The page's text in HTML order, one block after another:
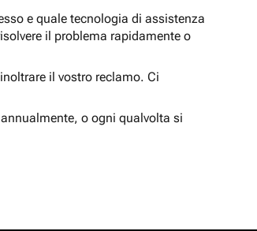
e quale tecnologia di assistenza
il problema rapidamente o
il vostro reclamo. Ci
o ogni qualvolta si